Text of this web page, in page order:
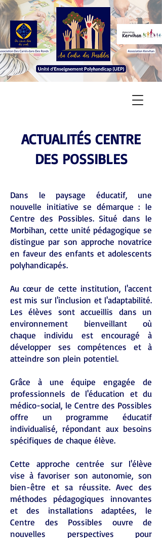
ACTUALITÉS CENTRE
DES POSSIBLES
Dans le paysage éducatif, une
nouvelle initiative se démarque : le
Centre des Possibles. Situé dans le
Morbihan, cette unité pédagogique se
distingue par son approche novatrice
en faveur des enfants et adolescents
polyhandicapés.
Au cœur de cette institution, l'accent
est mis sur l'inclusion et l'adaptabilité.
Les élèves sont accueillis dans un
environnement bienveillant où
chaque individu est encouragé à
développer ses compétences et à
atteindre son plein potentiel.
Grâce à une équipe engagée de
professionnels de l'éducation et du
médico-social, le Centre des Possibles
offre un programme éducatif
individualisé, répondant aux besoins
spécifiques de chaque élève.
Cette approche centrée sur l'élève
vise à favoriser son autonomie, son
bien-être et sa réussite. Avec des
méthodes pédagogiques innovantes
et des installations adaptées, le
Centre des Possibles ouvre de
nouvelles perspectives pour